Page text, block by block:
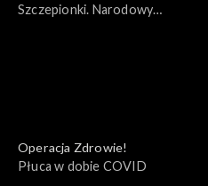
Szczepionki. Narodowy
Operacja Zdrowie!
Płuca w dobie COVID